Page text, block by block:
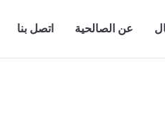
عن الصالحية اتصل بنا